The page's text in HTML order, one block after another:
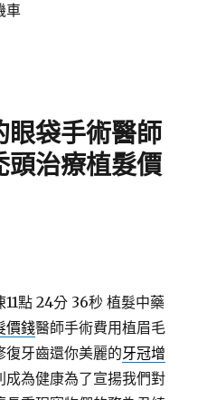
車
眼袋手術醫師
頭治療植髮價
點 24分 36秒 植髮中藥
價錢醫師手術費用植眉毛
復牙齒還你美麗的牙冠增
成為健康為了宣揚我們對